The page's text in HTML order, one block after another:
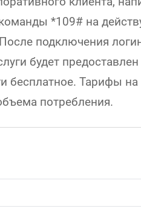
*109# на
подключения
будет
бесплатное. Тарифы на
потребления.